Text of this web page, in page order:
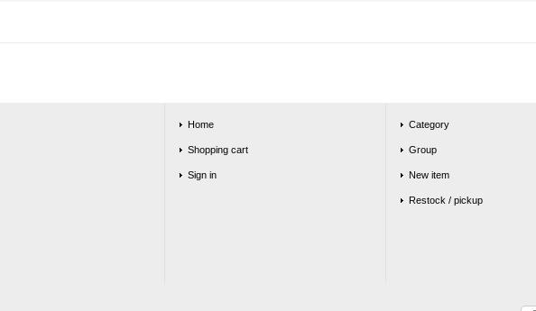
Home
Shopping cart
Sign in
Category
Group
New item
Restock / pickup